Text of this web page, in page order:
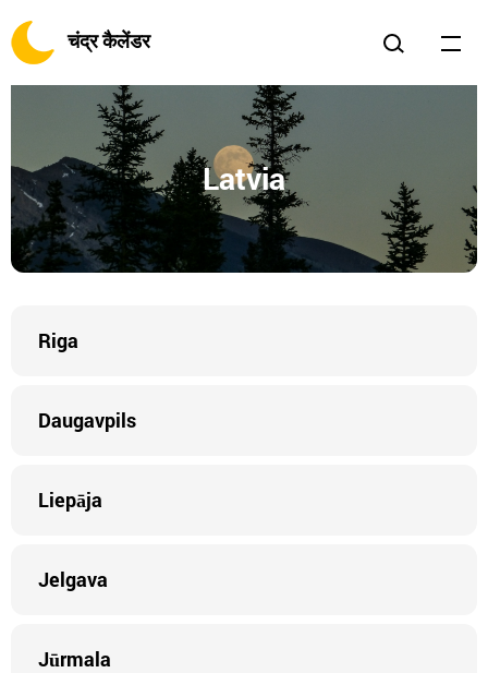
चंद्र कैलेंडर
Latvia
Riga
Daugavpils
Liepāja
Jelgava
Jūrmala